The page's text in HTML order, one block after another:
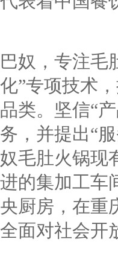
巴奴，专注毛
化”专项技术
品类。坚信“
务，并提出“
奴毛肚火锅现
进的集加工车
央厨房，在重
全面对社会开